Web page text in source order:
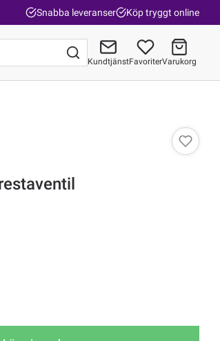
Snabba leveranser Köp tryggt online
KundtjänstFavoriterVarukorg